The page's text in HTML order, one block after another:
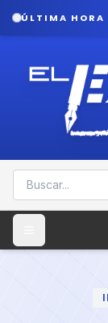
ÚLTIMA HORA
caso Dafne Zapata